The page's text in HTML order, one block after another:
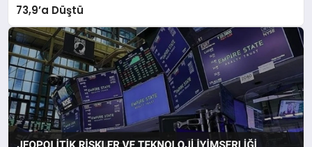
73,9’a Düştü